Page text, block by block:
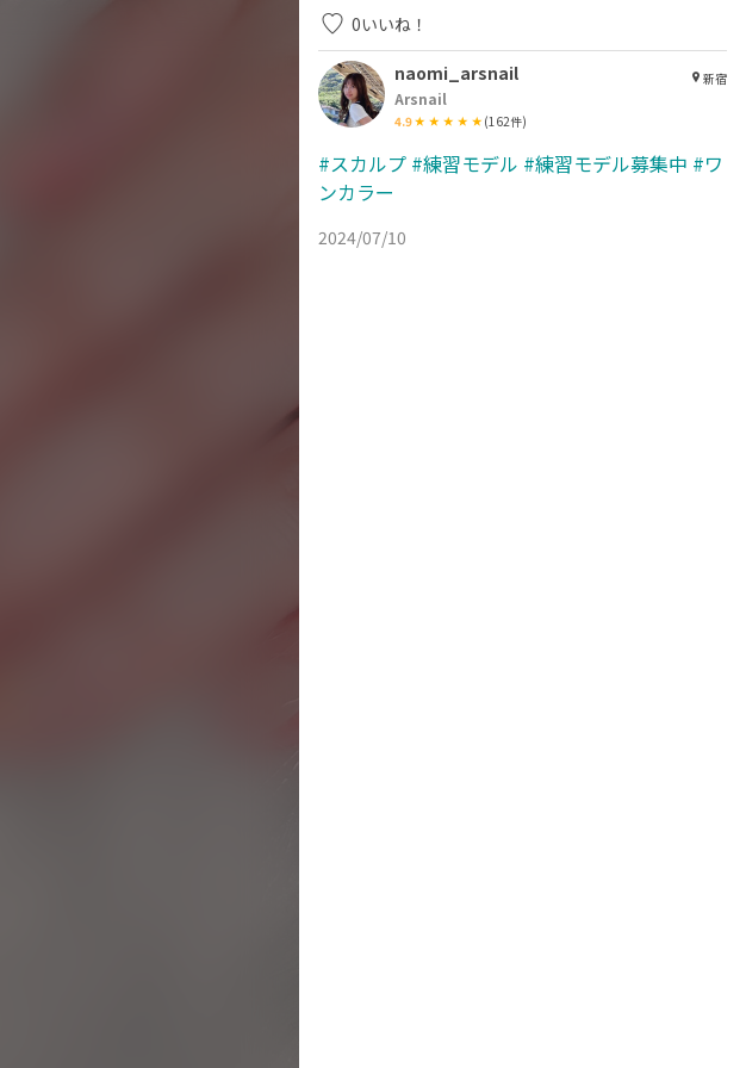
0いいね！
naomi_arsnail
Arsnail
4.9 (162件)
新宿
#スカルプ #練習モデル #練習モデル募集中 #ワ
ンカラー
2024/07/10